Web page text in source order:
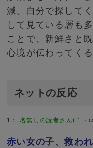
減、自分で探して
して見ている層も
ことで、新鮮さと
心境が伝わってくる
ネットの反応
1 ：名無しの読者さん(｀・
赤い女の子、救わ